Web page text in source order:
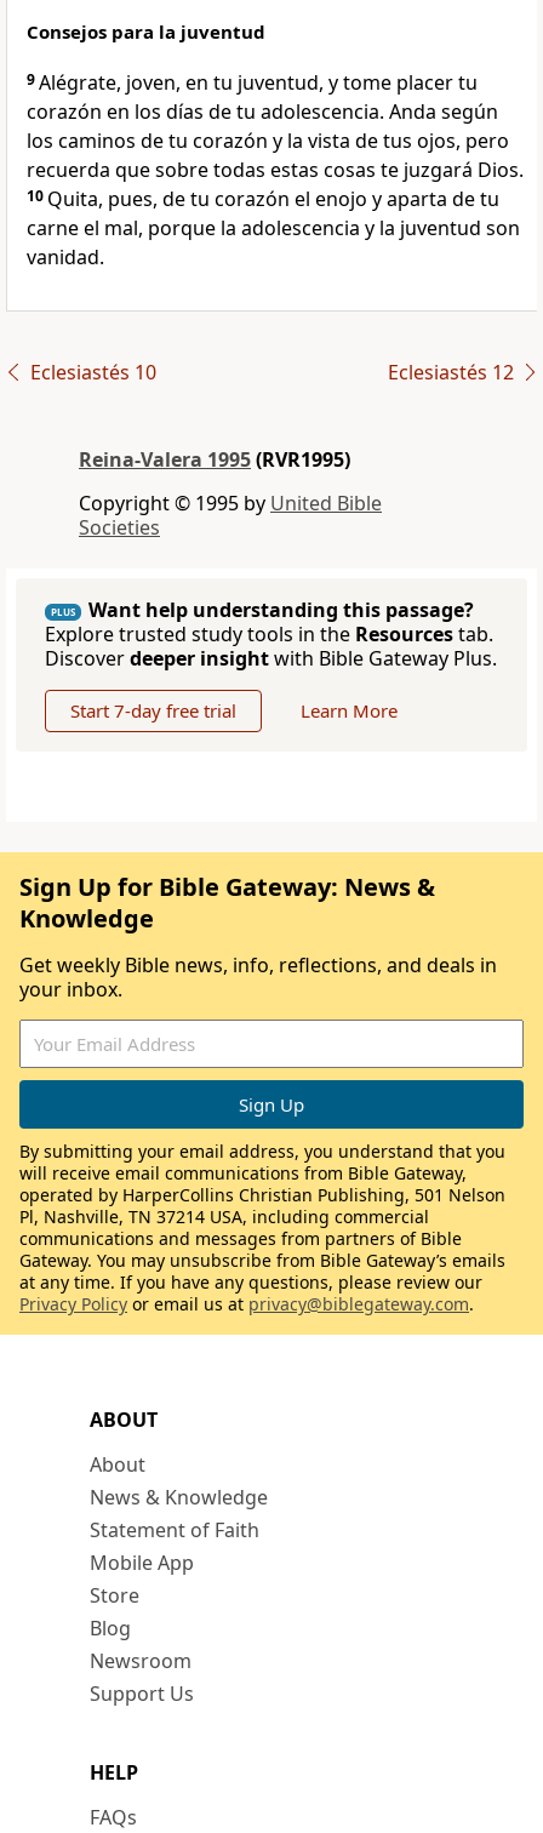
Consejos para la juventud
9Alégrate, joven, en tu juventud, y tome placer tu
corazón en los días de tu adolescencia. Anda según
los caminos de tu corazón y la vista de tus ojos, pero
recuerda que sobre todas estas cosas te juzgará Dios.
10 Quita, pues, de tu corazón el enojo y aparta de tu
carne el mal, porque la adolescencia y la juventud son
vanidad.
Eclesiastés 10 Eclesiastés 12
Reina-Valera 1995(RVR1995)
Copyright © 1995 by United Bible
Societies
PLUS
Want help understanding this passage?
Explore trusted study tools in the Resourcestab.
Discoverdeeper insightwith Bible Gateway Plus.
Start 7-day free trial Learn More
ABOUT
About
News & Knowledge
Statement of Faith
Mobile App
Store
Blog
Newsroom
Support Us
HELP
FAQs
Sign Up for Bible Gateway: News &
Knowledge
Get weekly Bible news, info, reflections, and deals in
your inbox.
By submitting your email address, you understand that you
will receive email communications from Bible Gateway,
operated by HarperCollins Christian Publishing, 501 Nelson
Pl, Nashville, TN 37214 USA, including commercial
communications and messages from partners of Bible
Gateway. You may unsubscribe from Bible Gateway’s emails
at any time. If you have any questions, please review our
Privacy Policy or email us at privacy@biblegateway.com.